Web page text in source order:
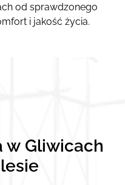
od sprawdzonego
i jakość życia.
w Gliwicach